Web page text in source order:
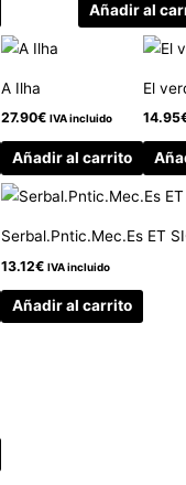
Añadir al
A Ilha
27.90€ IVA incluido
Añadir al carrito
El
14.95
Serbal.Pntic.Mec.Es ET
13.12€ IVA incluido
Añadir al carrito